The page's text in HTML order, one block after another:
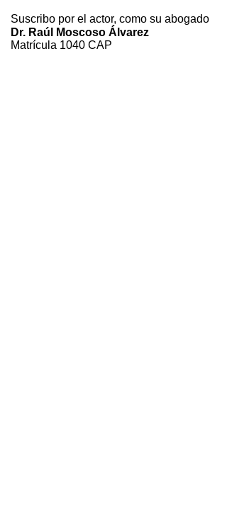
Suscribo por el actor, como su abogado
Dr. Raúl Moscoso Álvarez
Matrícula 1040 CAP